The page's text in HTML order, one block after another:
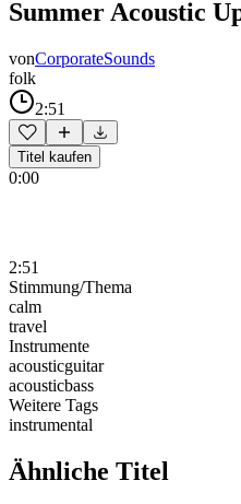
Summer Acoustic
vonCorporateSounds
folk
2:51
Titel kaufen
0:00
2:51
Stimmung/Thema
calm
travel
Instrumente
acousticguitar
acousticbass
Weitere Tags
instrumental
Ähnliche Titel